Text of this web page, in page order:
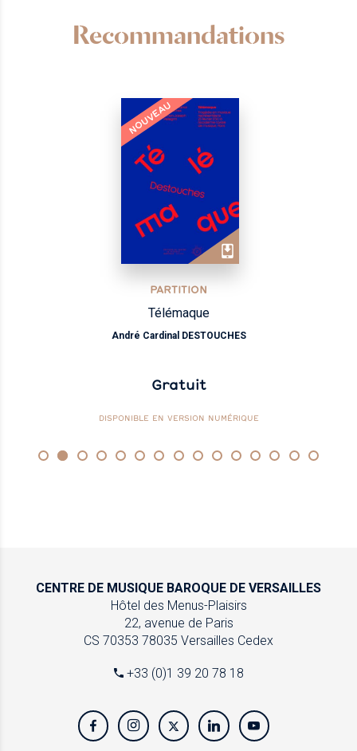
Recommandations
NOUVEAU
PARTITION
Télémaque
André Cardinal DESTOUCHES
Gratuit
DISPONIBLE EN VERSION NUMÉRIQUE
CENTRE DE MUSIQUE BAROQUE DE VERSAILLES
Hôtel des Menus-Plaisirs
22, avenue de Paris
CS 70353 78035 Versailles Cedex
+33 (0)1 39 20 78 18